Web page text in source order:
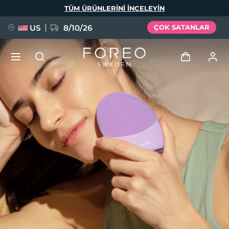
TÜM ÜRÜNLERINI INCELEYIN
US 8/10/26 ÇOK SATANLAR
Kullanici profi̇li̇
Cihazlarım
Siparişlerim
Adresim
Aboneliklerim
YENİ
FAQ™ Pure Beauty-Tech Elixir
BREAKING NEWS
issa™ Teeth Whitening Set
Dil Seçimi
English Deutsch
Español
Français
Italiano
Português
Svenska
Русский
Türkçe
简体中文 繁體中文